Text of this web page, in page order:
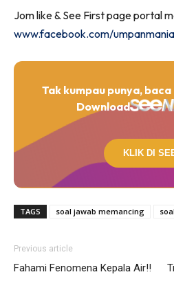
Jom like & See First page portal
www.facebook.com/
Tak kumpau punya, baca
Download
KLIK DI
TAGS soal jawab memancing
Previous article
Fahami Fenomena Kepala Air!!